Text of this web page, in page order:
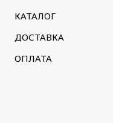
КАТАЛОГ
ДОСТАВКА
ОПЛАТА